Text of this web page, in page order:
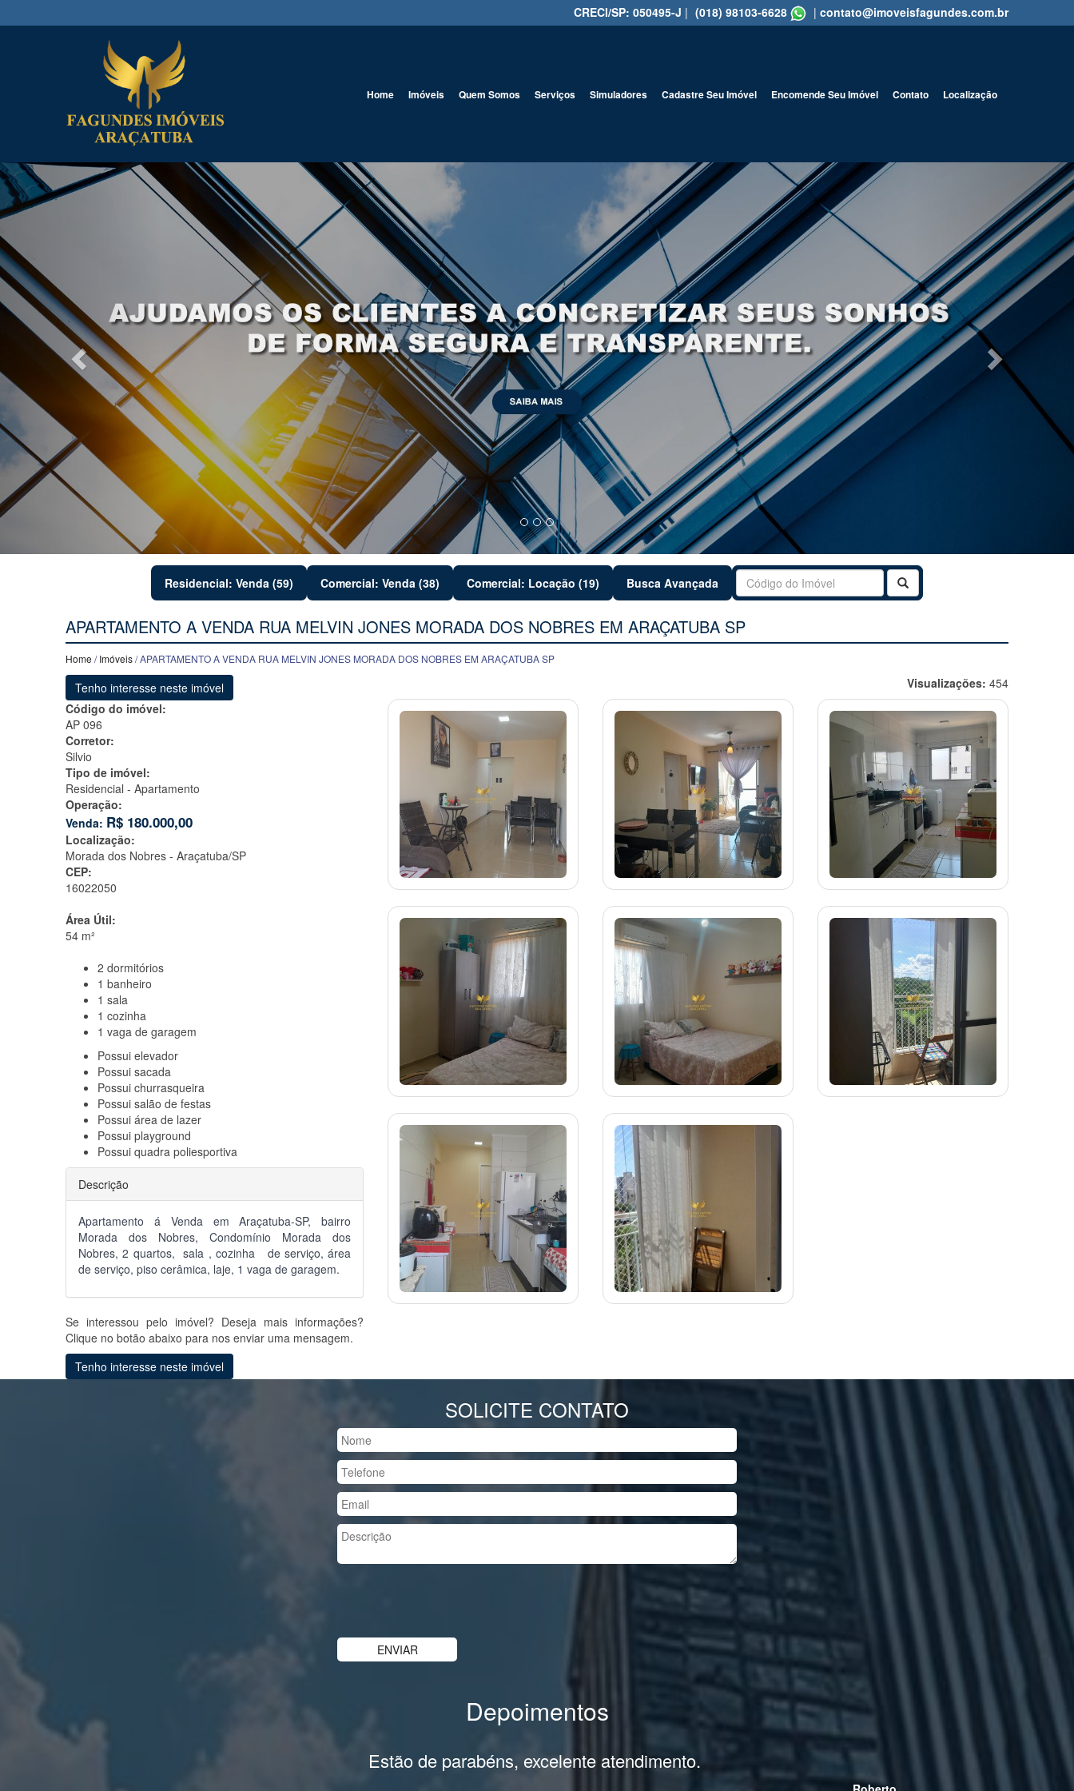
CRECI/SP: 050495-J | (018) 98103-6628 | contato@imoveisfagundes.com.br
Home Imóveis Quem Somos Serviços Simuladores Cadastre Seu Imóvel Encomende Seu Imóvel Contato Localização
Previous
Residencial: Venda (59) Comercial: Venda (38) Comercial: Locação (19) Busca Avançada Buscar
APARTAMENTO A VENDA RUA MELVIN JONES MORADA DOS NOBRES EM ARAÇATUBA SP
Home /Imóveis/ APARTAMENTO A VENDA RUA MELVIN JONES MORADA DOS NOBRES EM ARAÇATUBA SP
Tenho interesse neste imóvel
Código do imóvel:
AP 096
Corretor:
Silvio
Tipo de imóvel:
Residencial - Apartamento
Operação:
Venda: R$ 180.000,00
Localização:
Morada dos Nobres - Araçatuba/SP
CEP:
16022050
Área Útil:
54 m²
2 dormitórios
1 banheiro
1 sala
1 cozinha
1 vaga de garagem
Possui elevador
Possui sacada
Possui churrasqueira
Possui salão de festas
Possui área de lazer
Possui playground
Possui quadra poliesportiva
Descrição
Apartamento á Venda em Araçatuba-SP, bairro
Morada dos Nobres, Condomínio Morada dos
Nobres, 2 quartos, sala , cozinha de serviço, área
de serviço, piso cerâmica, laje, 1 vaga de garagem.
Se interessou pelo imóvel? Deseja mais informações?
Clique no botão abaixo para nos enviar uma mensagem.
Tenho interesse neste imóvel
Visualizações: 454
SOLICITE CONTATO
Depoimentos
Estão de parabéns, excelente atendimento.